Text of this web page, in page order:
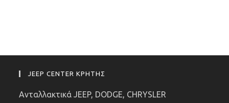
JEEP CENTER ΚΡΗΤΗΣ
Ανταλλακτικά JEEP, DODGE, CHRYSLER